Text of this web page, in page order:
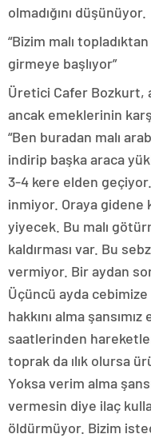
olmadığını düşünüyor.
“Bizim malı
girmeye başlıyor”
Üretici Cafer Bozkurt,
ancak emeklerinin
“Ben buradan malı
indirip başka araca
3-4 kere elden
inmiyor. Oraya gidene
yiyecek. Bu malı
kaldırması var. Bu
vermiyor. Bir aydan
Üçüncü ayda
hakkını alma
saatlerinden
toprak da ılık olursa
Yoksa verim alma
vermesin diye ilaç
öldürmüyor. Bizim